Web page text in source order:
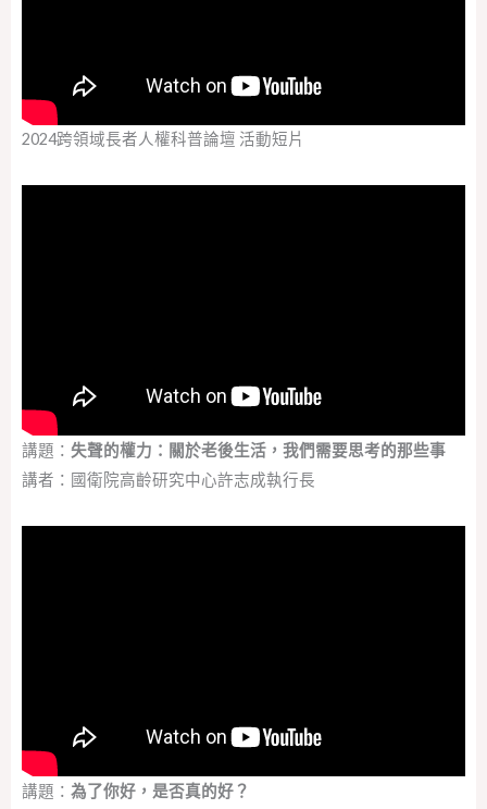
2024跨領域長者人權科普論壇 活動短片
講題： 失聲的權力：關於老後生活，我們需要思考的那些事
講者：國衛院高齡研究中心許志成執行長
講題： 為了你好，是否真的好？